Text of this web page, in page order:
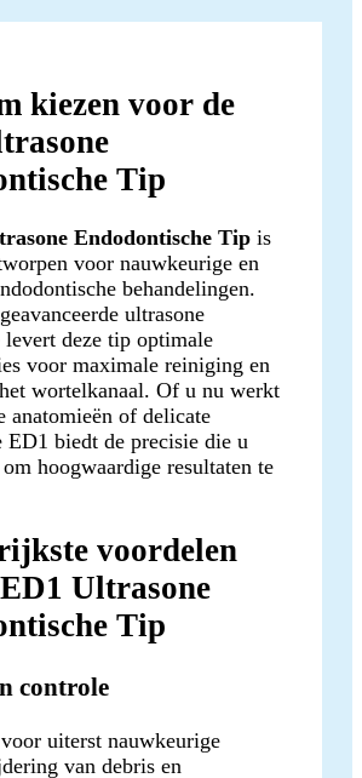
kiezen voor de
Tip
Endodontische Tip is
voor nauwkeurige en
behandelingen.
ultrasone
levert deze tip optimale
voor maximale reiniging en
wortelkanaal. Of u nu werkt
anatomieën of delicate
ED1 biedt de precisie die u
hoogwaardige resultaten te
voordelen
Ultrasone
Tip
controle
uiterst nauwkeurige
van debris en